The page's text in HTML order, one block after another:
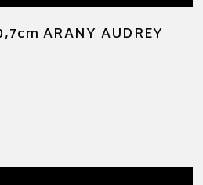
ARANY AUDREY